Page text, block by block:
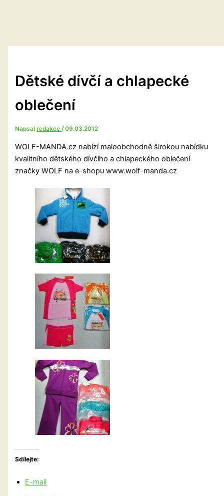
Dětské dívčí a chlapecké
oblečení
Napsalredakce/09.03.2012
WOLF-MANDA.cz nabízí maloobchodně širokou nabídku
kvalitního dětského dívčího a chlapeckého oblečení
značky WOLF na e-shopu www.wolf-manda.cz
Sdílejte:
E-mail